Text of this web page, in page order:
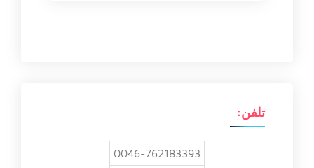
تلفن:
0046-762183393